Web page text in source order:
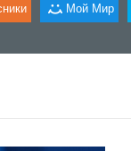
Мой Мир